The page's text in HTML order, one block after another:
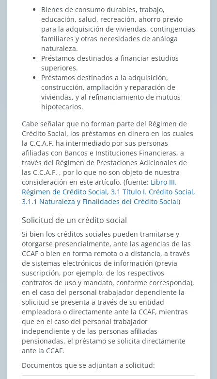
Bienes de consumo durables, trabajo,
educación, salud, recreación, ahorro previo
para la adquisición de viviendas, contingencias
familiares y otras necesidades de análoga
naturaleza.
Préstamos destinados a financiar estudios
superiores.
Préstamos destinados a la adquisición,
construcción, ampliación y reparación de
viviendas, y al refinanciamiento de mutuos
hipotecarios.
Cabe señalar que no forman parte del Régimen de
Crédito Social, los préstamos en dinero en los cuales
la C.C.A.F. ha intermediado por sus personas
afiliadas con Bancos e Instituciones Financieras, a
través del Régimen de Prestaciones Adicionales de
las C.C.A.F. , por lo que no son objeto de nuestra
consideración en este artículo. (fuente: Libro III.
Régimen de Crédito Social, 3.1 Título I. Crédito Social,
3.1.1 Naturaleza y Finalidades del Crédito Social)
Solicitud de un crédito social
Si bien los créditos sociales pueden tramitarse y
otorgarse presencialmente, ante las agencias de las
CCAF o bien en forma remota o a distancia, a través
de sistemas electrónicos de información (previa
suscripción, por ejemplo, de los respectivos
contratos de uso y mandato, conforme corresponda),
en el caso del personal trabajador dependiente la
solicitud se presenta a través de su entidad
empleadora o directamente ante la CCAF, mientras
que en el caso del personal trabajador
independiente y de las personas afiliadas
pensionadas, el préstamo se solicita directamente
ante la CCAF.
Documentos que se adjuntan a solicitud: